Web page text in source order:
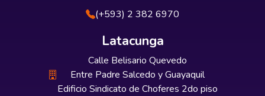
(+593) 2 382 6970
Latacunga
Calle Belisario Quevedo
Entre Padre Salcedo y Guayaquil
Edificio Sindicato de Choferes 2do piso